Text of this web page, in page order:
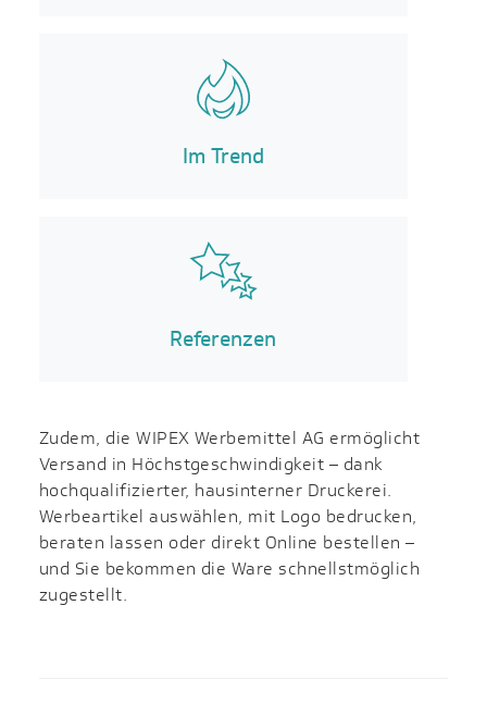
Im Trend
Referenzen
Zudem, die WIPEX Werbemittel AG ermöglicht
Versand in Höchst­geschwin­digkeit – dank
hochqualifizierter, haus­interner Druckerei.
Werbeartikel auswählen, mit Logo bedrucken,
beraten lassen oder direkt Online bestellen –
und Sie bekommen die Ware schnellstmöglich
zugestellt.